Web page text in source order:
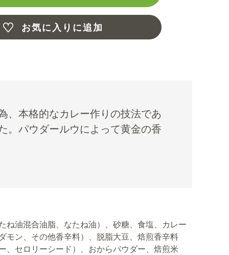
お気に入りに追加
、本格的なカレー作りの技法であ
。パウダールウによって黄金の香
ね油混合油脂、なたね油）、砂糖、食塩、カレー
モン、その他香辛料）、脱脂大豆、焙煎香辛料
、セロリーシード）、おからパウダー、焙煎米